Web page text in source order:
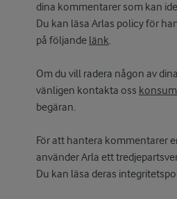
dina kommentarer som kan
Du kan läsa Arlas policy för
på följande länk.
Om du vill radera någon av
vänligen kontakta oss
begäran.
För att hantera kommentarer
använder Arla ett
Du kan läsa deras